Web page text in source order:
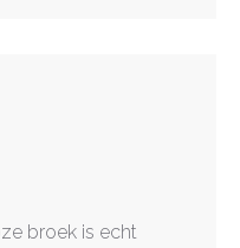
broek is echt